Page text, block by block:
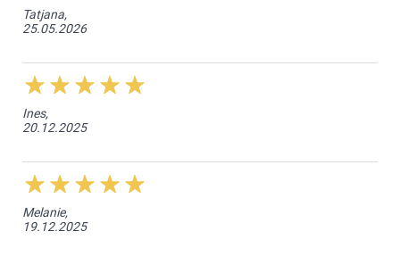
Tatjana,
25.05.2026
Ines,
20.12.2025
Melanie,
19.12.2025